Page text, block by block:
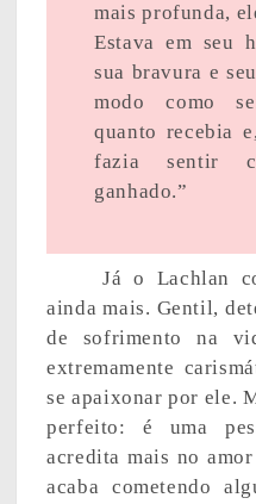
mais profunda,
Estava em seu
sua bravura e
modo como
quanto recebia
fazia sentir
ganhado.”
Já o Lachlan
ainda mais. Gentil,
de sofrimento na
extremamente
se apaixonar por ele.
perfeito: é uma
acredita mais no
acaba cometendo